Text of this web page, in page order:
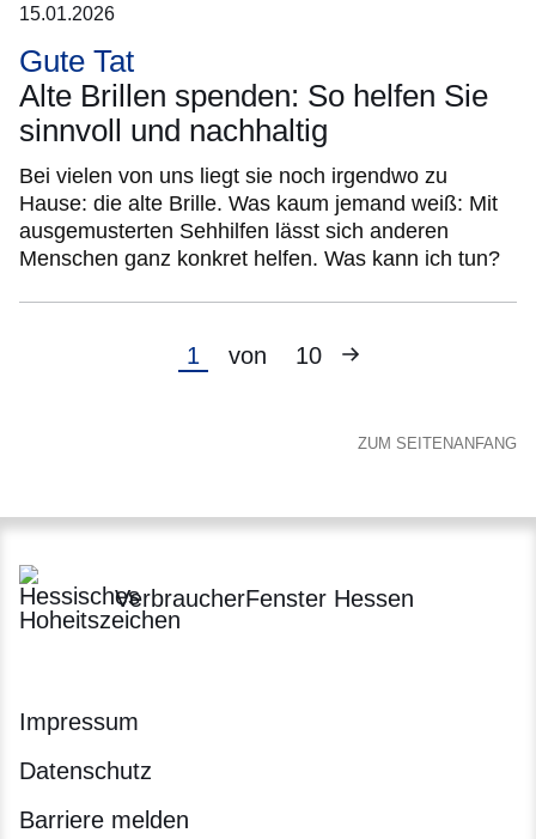
15.01.2026
Gute Tat
Alte Brillen spenden: So helfen Sie
sinnvoll und nachhaltig
Bei vielen von uns liegt sie noch irgendwo zu
Hause: die alte Brille. Was kaum jemand weiß: Mit
ausgemusterten Sehhilfen lässt sich anderen
Menschen ganz konkret helfen. Was kann ich tun?
Aktuelle
1 von 10
Nächste
ZUM SEITENANFANG
VerbraucherFenster Hessen
Impressum
Datenschutz
Barriere melden